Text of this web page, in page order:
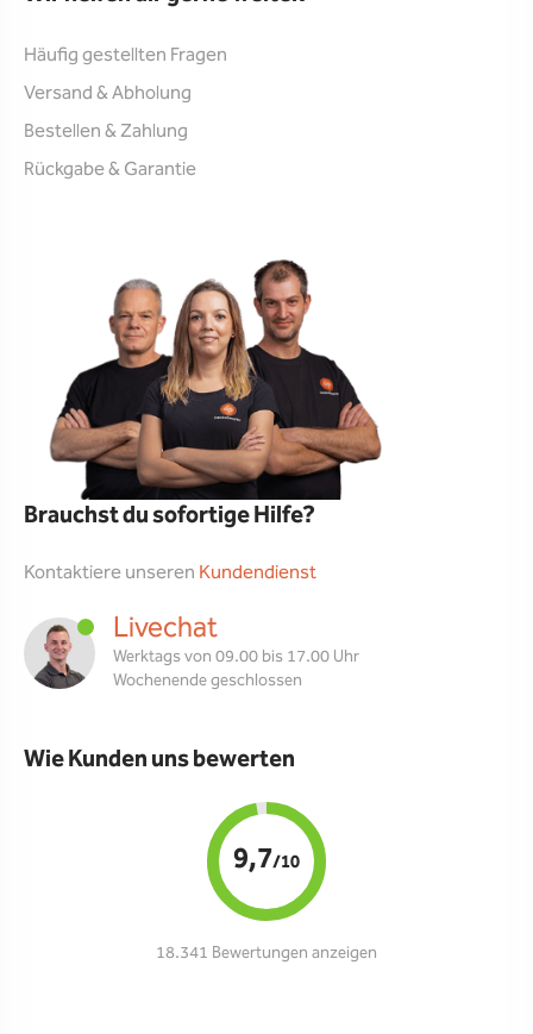
Häufig gestellten Fragen
Versand & Abholung
Bestellen & Zahlung
Rückgabe & Garantie
Brauchst du sofortige Hilfe?
Kontaktiere unseren Kundendienst
Livechat
Werktags von 09.00 bis 17.00 Uhr
Wochenende geschlossen
Wie Kunden uns bewerten
9,7/10
18.341 Bewertungen anzeigen